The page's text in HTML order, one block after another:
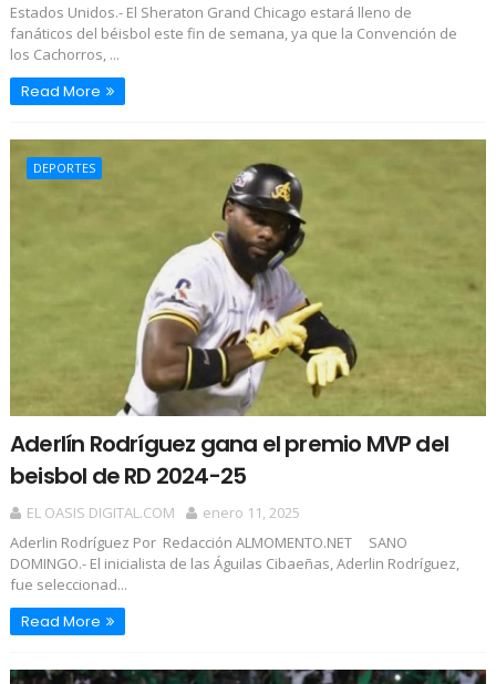
Estados Unidos.- El Sheraton Grand Chicago estará lleno de
fanáticos del béisbol este fin de semana, ya que la Convención de
los Cachorros, ...
Read More
DEPORTES
Aderlín Rodríguez gana el premio MVP del
beisbol de RD 2024-25
EL OASIS DIGITAL.COM
enero 11, 2025
Aderlin Rodríguez Por Redacción ALMOMENTO.NET SANO
DOMINGO.- El inicialista de las Águilas Cibaeñas, Aderlin Rodríguez,
fue seleccionad...
Read More